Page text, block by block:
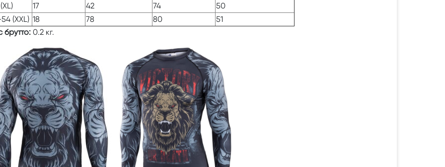
17 42 74
50
(XXL) 18 78 80
51
брутто: 0.2 кг.